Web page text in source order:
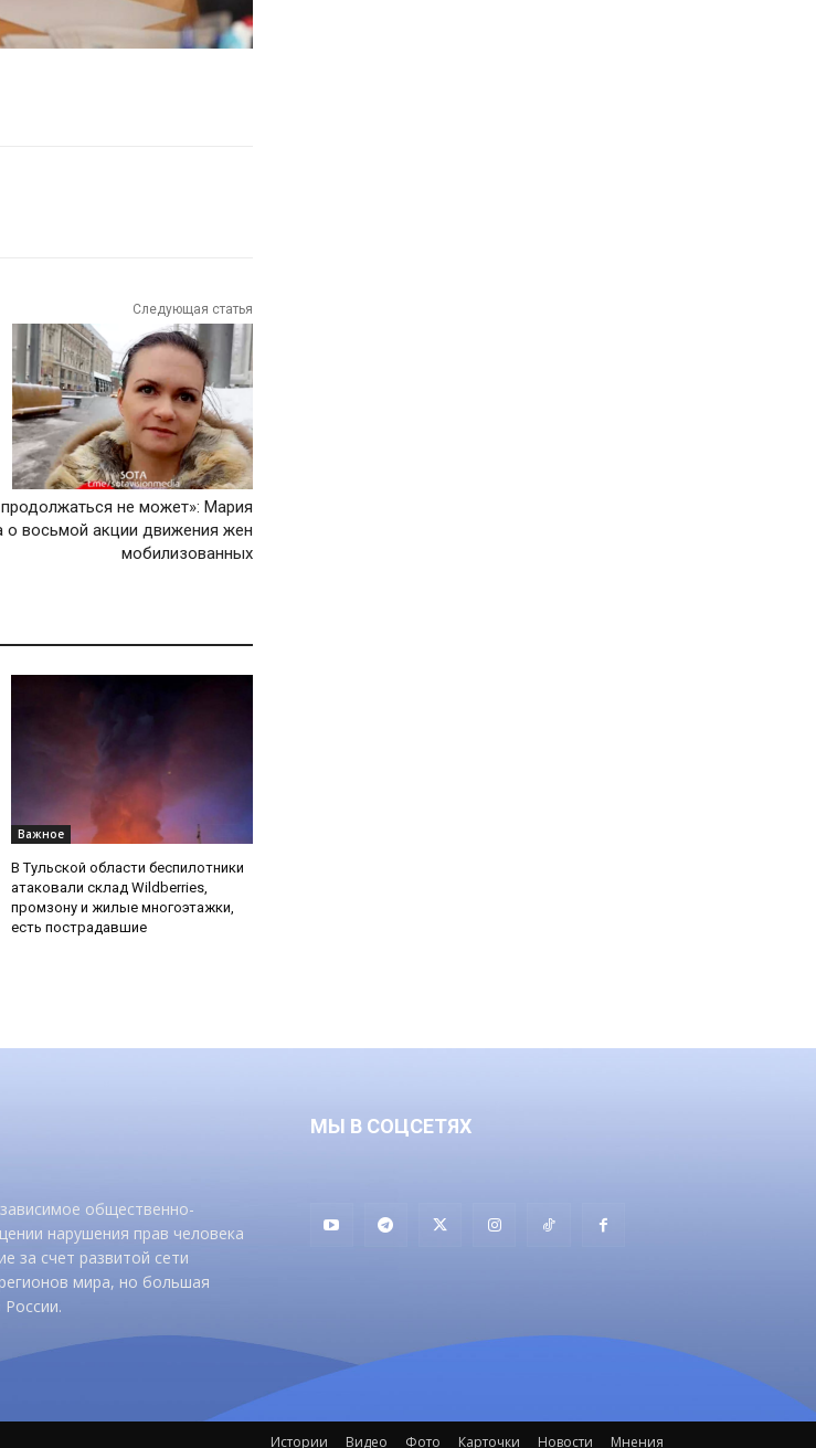
Следующая статья
не может»: Мария
о восьмой акции движения жен
мобилизованных
Важное
В Тульской области беспилотники
атаковали склад Wildberries,
промзону и жилые многоэтажки,
есть пострадавшие
общественно-
нарушения прав человека
за счет развитой сети
мира, но большая
МЫ В СОЦСЕТЯХ
Истории Видео Фото Карточки Новости Мнения